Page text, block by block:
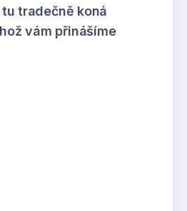
tradečně koná
vám přinášíme